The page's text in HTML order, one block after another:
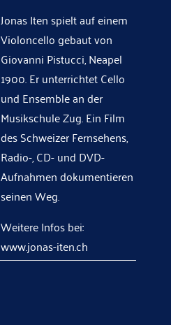
Jonas Iten spielt auf einem
Violoncello gebaut von
Giovanni Pistucci, Neapel
1900. Er unterrichtet Cello
und Ensemble an der
Musikschule Zug. Ein Film
des Schweizer Fernsehens,
Radio-, CD- und DVD-
Aufnahmen dokumentieren
seinen Weg.
Weitere Infos bei:
www.jonas-iten.ch